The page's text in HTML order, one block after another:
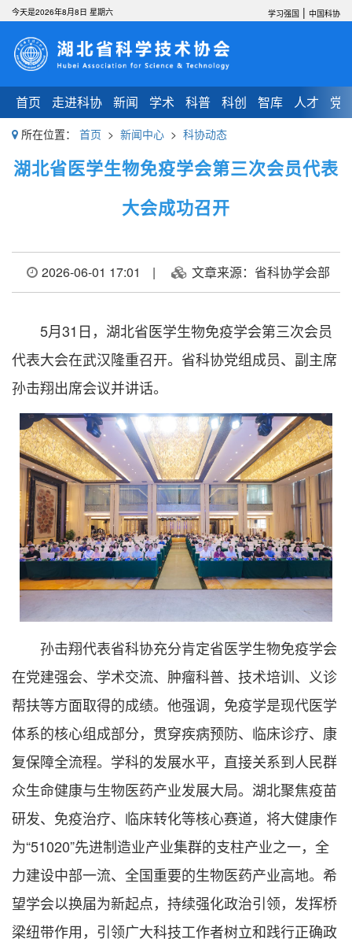
首页 走进科协 新闻 学术 科普 科创 智库 人才 党
今天是2026年8月8日 星期六 学习强国 | 中国科协
所在位置： 首页 > 新闻中心 > 科协动态
湖北省医学生物免疫学会第三次会员代表
大会成功召开
2026-06-01 17:01 | 文章来源：省科协学会部
5月31日，湖北省医学生物免疫学会第三次会员
代表大会在武汉隆重召开。省科协党组成员、副主席
孙击翔出席会议并讲话。
孙击翔代表省科协充分肯定省医学生物免疫学会
在党建强会、学术交流、肿瘤科普、技术培训、义诊
帮扶等方面取得的成绩。他强调，免疫学是现代医学
体系的核心组成部分，贯穿疾病预防、临床诊疗、康
复保障全流程。学科的发展水平，直接关系到人民群
众生命健康与生物医药产业发展大局。湖北聚焦疫苗
研发、免疫治疗、临床转化等核心赛道，将大健康作
为“51020”先进制造业产业集群的支柱产业之一，全
力建设中部一流、全国重要的生物医药产业高地。希
望学会以换届为新起点，持续强化政治引领，发挥桥
梁纽带作用，引领广大科技工作者树立和践行正确政